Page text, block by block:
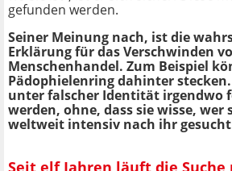
gefunden werden.
Seiner Meinung nach, ist die
Erklärung für das Verschwinden
Menschenhandel. Zum Beispiel
Pädophielenring dahinter
unter falscher Identität irgendwo
werden, ohne, dass sie wisse,
weltweit intensiv nach ihr
Seit elf Jahren läuft die Suche